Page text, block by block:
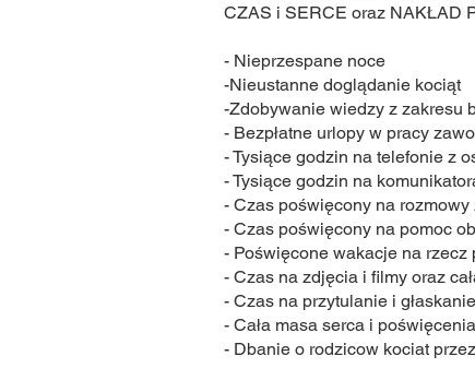
CZAS i SERCE oraz NAKŁAD
- Nieprzespane noce
-Nieustanne doglądanie kociąt
-Zdobywanie wiedzy z zakresu
- Bezpłatne urlopy w pracy
- Tysiące godzin na telefonie z
- Tysiące godzin na
- Czas poświęcony na
- Czas poświęcony na pomoc
- Poświęcone wakacje na
- Czas na zdjęcia i filmy oraz
- Czas na przytulanie i
- Cała masa serca i
- Dbanie o rodzicow kociat